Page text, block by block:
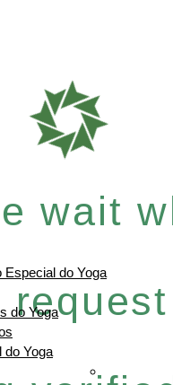
wait
do Yoga
do Yoga
do Yoga